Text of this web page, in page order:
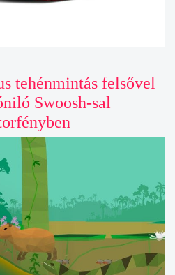
tehénmintás felsővel
Swoosh-sal